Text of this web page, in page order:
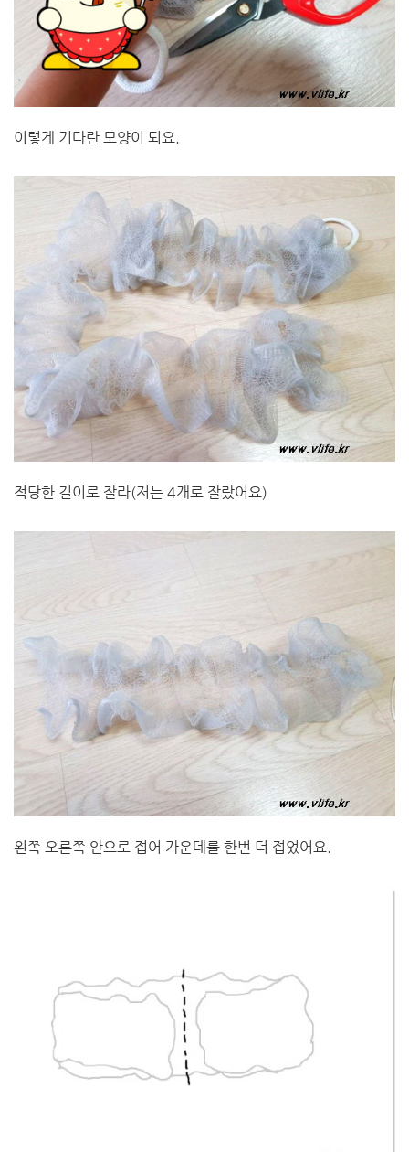
이렇게 기다란 모양이 되요.
적당한 길이로 잘라(저는 4개로 잘랐어요)
왼쪽 오른쪽 안으로 접어 가운데를 한번 더 접었어요.